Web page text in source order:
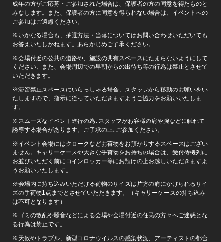
成年の方がご応募・ご参加された場合は、保護者の方の同意を得たものと
みなします。また、保護者の方に同意を得られない場合は、イベントへの
ご参加はご遠慮ください。
※いかなる場合も、抽選方法・当落についてはお問い合わせいただいても
お答えいたしかねます。あらかじめご了承ください。
※会場付近の公共の道路や、施設の共有スペースにたまらないようにして
ください。また、会場周辺での早朝からの出待ち等の行為は禁止とさせて
いただきます。
※滞留禁止スペースにいらっしゃる場合、スタッフから移動のお願いをい
たしますので、指示に従っていただきますようご協力をお願いいたしま
す。
※スムーズなイベント進行の為､スタッフがお客様の肩や腕などに触れて
誘導する場合があります。ご了承の上､ご参加ください。
※イベント会場にはクロークなどお荷物をお預かりするスペースはござい
ません。キャリーケースや大きな手荷物をお持ちの場合は、受付待機列に
お並びいただく前にコインロッカー等にお預けの上お越しいただきますよ
うお願いいたします。
※会場内に持ち込みいただける荷物のサイズは片方の肩にかけられるサイ
ズの手荷物1点までとさせていただきます。（キャリーケースの持ち込み
は不可となります）
※ゴミの散乱や騒音などによる会場や会場付近の住民の方々へご迷惑とな
る行為は禁止です。
※天候やトラブル、新型コロナウイルスの感染状況、アーティストの都合